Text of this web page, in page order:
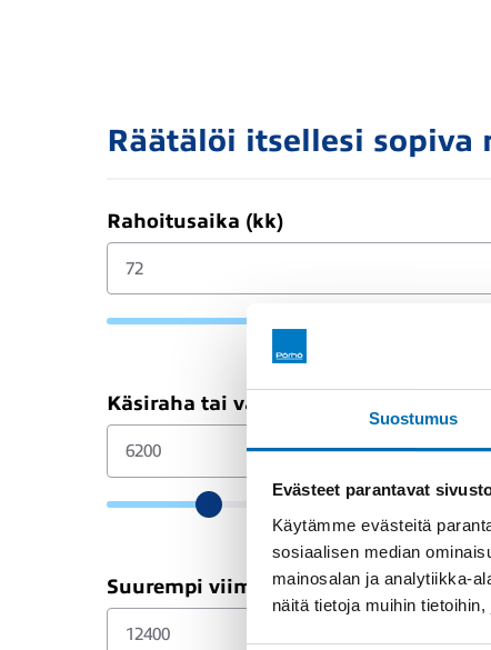
Suostumus
Evästeet parantavat
Käytämme evästeitä
sosiaalisen median
mainosalan ja analytiikka-
näitä tietoja muihin
Räätälöi itsellesi sopiva
Rahoitusaika (kk)
Käsiraha tai vaihtoauto (€)
Suurempi viimeinen erä (€)